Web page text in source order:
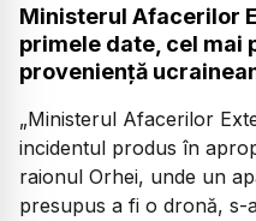
Ministerul Afacerilor
primele date, cel mai
proveniență
„Ministerul Afacerilor
incidentul produs în
raionul Orhei, unde un
presupus a fi o dronă, s-